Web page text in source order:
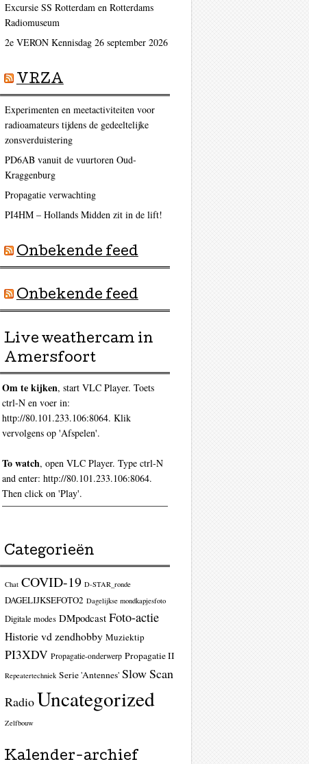
Excursie SS Rotterdam en Rotterdams
Radiomuseum
2e VERON Kennisdag 26 september 2026
VRZA
Experimenten en meetactiviteiten voor
radioamateurs tijdens de gedeeltelijke
zonsverduistering
PD6AB vanuit de vuurtoren Oud-
Kraggenburg
Propagatie verwachting
PI4HM – Hollands Midden zit in de lift!
Onbekende feed
Onbekende feed
Live weathercam in
Amersfoort
Om te kijken, start VLC Player. Toets
ctrl-N en voer in:
http://80.101.233.106:8064. Klik
vervolgens op 'Afspelen'.
To watch, open VLC Player. Type ctrl-N
and enter: http://80.101.233.106:8064.
Then click on 'Play'.
Categorieën
Chat COVID-19 D-STAR_ronde
DAGELIJKSEFOTO2 Dagelijkse mondkapjesfoto
Digitale modes DMpodcast Foto-actie
Historie vd zendhobby Muziektip
PI3XDV Propagatie-onderwerp Propagatie II
Repeatertechniek Serie 'Antennes' Slow Scan
RadioUncategorized
Zelfbouw
Kalender-archief